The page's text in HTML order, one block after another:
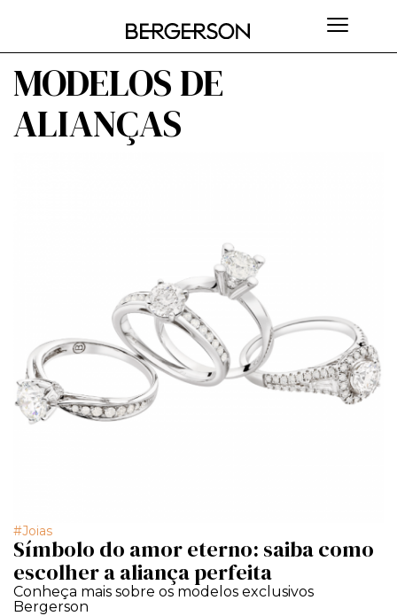
MODELOS DE
ALIANÇAS
Joias
Símbolo do amor eterno: saiba como
escolher a aliança perfeita
Conheça mais sobre os modelos exclusivos
Bergerson